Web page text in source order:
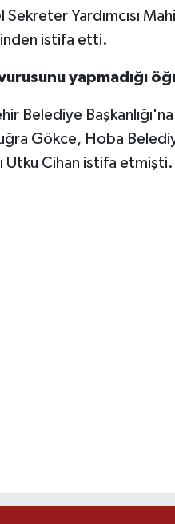
Yardımcısı
istifa etti.
yapmadığı
Belediye
Gökce, Hoba
Utku Cihan istifa etmişti.